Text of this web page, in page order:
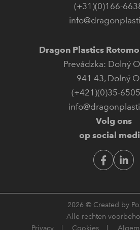
(+31)(0)166-
Dragon Plastics
Prevádzka: Dolný
941 43, Dolný
(+421)(0)35-
Volg ons
op social
2026 © Created by
Alle rechten